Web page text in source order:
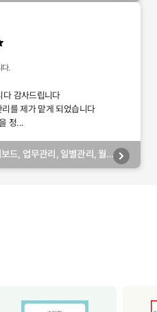
다.
다 감사드립니다
를 제가 맡게 되었습니다
정...
드, 업무관리, 일별관리, 월